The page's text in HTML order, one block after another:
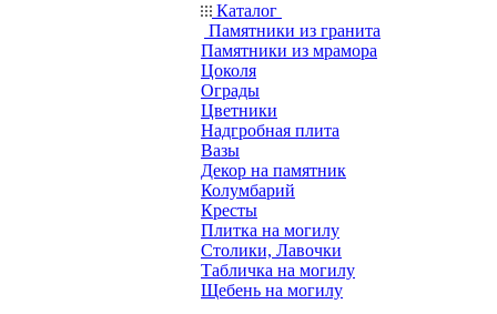
Каталог
Памятники из гранита
Памятники из мрамора
Цоколя
Ограды
Цветники
Надгробная плита
Вазы
Декор на памятник
Колумбарий
Кресты
Плитка на могилу
Столики, Лавочки
Табличка на могилу
Щебень на могилу